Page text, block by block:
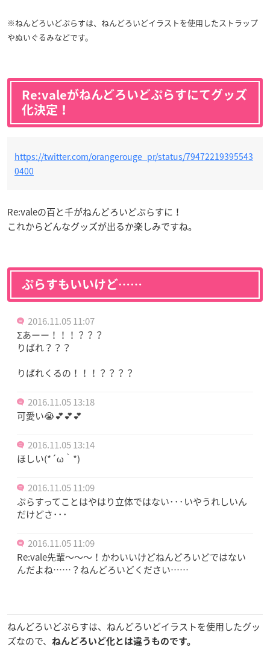
※ねんどろいどぷらすは、ねんどろいどイラストを使用したストラップ
やぬいぐるみなどです。
Re:valeがねんどろいどぷらすにてグッズ
化決定！
https://twitter.com/orangerouge_pr/status/79472219395543
0400
Re:valeの百と千がねんどろいどぷらすに！
これからどんなグッズが出るか楽しみですね。
ぷらすもいいけど……
2016.11.05 11:07
Σあーー！！！？？？
りばれ？？？
りばれくるの！！！？？？？
2016.11.05 13:18
可愛い😭💕💕💕
2016.11.05 13:14
ほしい(*´ω｀*)
2016.11.05 11:09
ぷらすってことはやはり立体ではない･･･いやうれしいん
だけどさ･･･
2016.11.05 11:09
Re:vale先輩〜〜〜！かわいいけどねんどろいどではない
んだよね……？ねんどろいどください……
ねんどろいどぷらすは、ねんどろいどイラストを使用したグッ
ズなので、
ねんどろいど化とは違うものです。